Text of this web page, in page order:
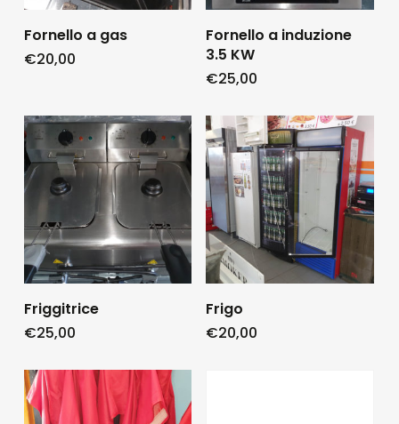
Fornello a gas
€20,00
Fornello a induzione
3.5 KW
€25,00
Friggitrice
€25,00
Frigo
€20,00